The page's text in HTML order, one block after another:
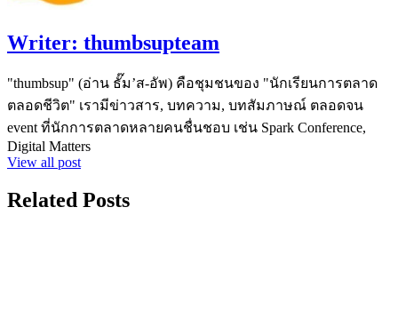
Writer: thumbsupteam
"thumbsup" (อ่าน ธั๊ม’ส-อัพ) คือชุมชนของ "นักเรียนการตลาด
ตลอดชีวิต" เรามีข่าวสาร, บทความ, บทสัมภาษณ์ ตลอดจน
event ที่นักการตลาดหลายคนชื่นชอบ เช่น Spark Conference,
Digital Matters
View all post
Related Posts